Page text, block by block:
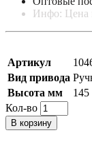
Инфо: Цена
Артикул
Вид привода
Высота мм
145
Кол-во
В корзину